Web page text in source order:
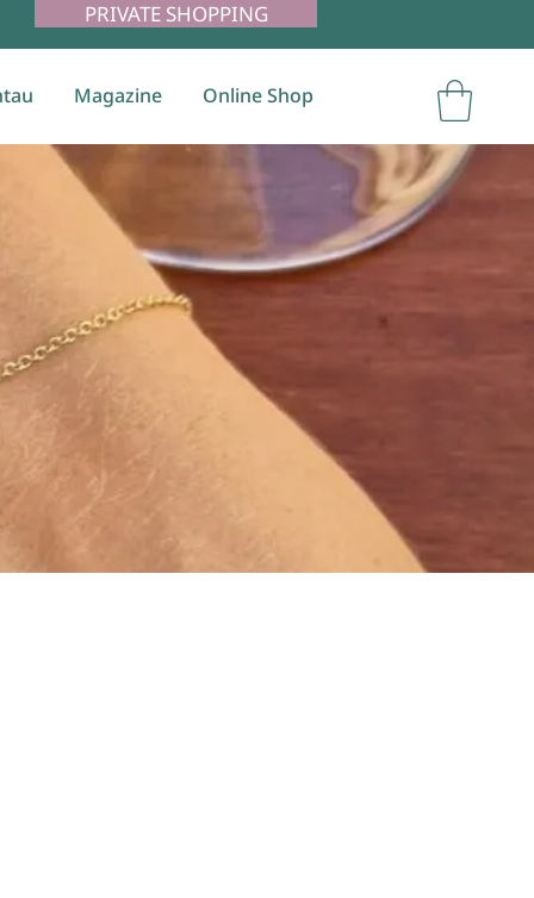
PRIVATE SHOPPING
Magazine Online Shop